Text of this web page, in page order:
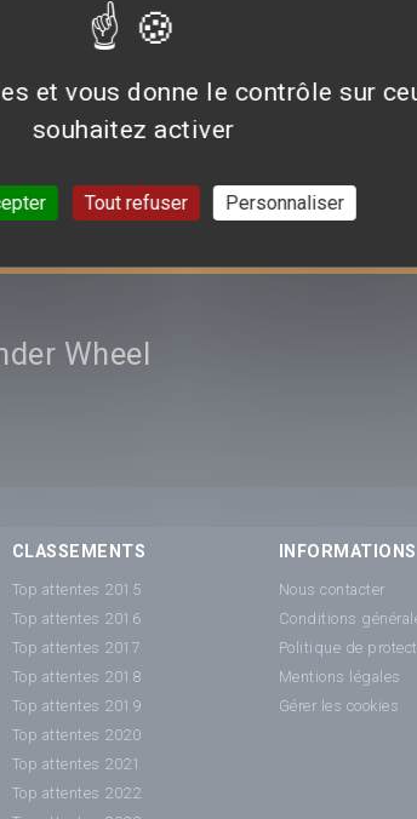
Wheel
CLASSEMENTS
Top attentes 2015
Top attentes 2016
Top attentes 2017
Top attentes 2018
Top attentes 2019
Top attentes 2020
Top attentes 2021
Top attentes 2022
INFORMATIONS
Nous contacter
Conditions
Politique de
Mentions légales
Gérer les cookies
et vous donne le contrôle sur
souhaitez activer
Tout refuser Personnaliser